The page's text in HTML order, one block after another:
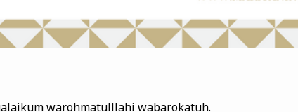
warohmatulllahi wabarokatuh.